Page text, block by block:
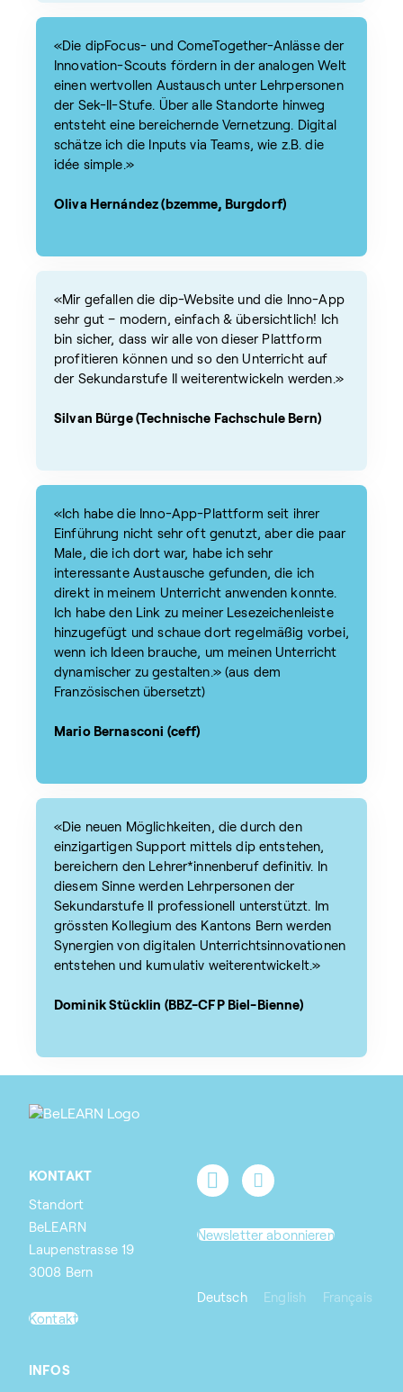
«Die dipFocus- und ComeTogether-Anlässe der
Innovation-Scouts fördern in der analogen Welt
einen wertvollen Austausch unter Lehrpersonen
der Sek-II-Stufe. Über alle Standorte hinweg
entsteht eine bereichernde Vernetzung. Digital
schätze ich die Inputs via Teams, wie z.B. die
idée simple.»
Oliva Hernández (bzemme, Burgdorf)
«Mir gefallen die dip-Website und die Inno-App
sehr gut – modern, einfach & übersichtlich! Ich
bin sicher, dass wir alle von dieser Plattform
profitieren können und so den Unterricht auf
der Sekundarstufe II weiterentwickeln werden.»
Silvan Bürge (Technische Fachschule Bern)
«Ich habe die Inno-App-Plattform seit ihrer
Einführung nicht sehr oft genutzt, aber die paar
Male, die ich dort war, habe ich sehr
interessante Austausche gefunden, die ich
direkt in meinem Unterricht anwenden konnte.
Ich habe den Link zu meiner Lesezeichenleiste
hinzugefügt und schaue dort regelmäßig vorbei,
wenn ich Ideen brauche, um meinen Unterricht
dynamischer zu gestalten.» (aus dem
Französischen übersetzt)
Mario Bernasconi (ceff)
«Die neuen Möglichkeiten, die durch den
einzigartigen Support mittels dip entstehen,
bereichern den Lehrer*innenberuf definitiv. In
diesem Sinne werden Lehrpersonen der
Sekundarstufe II professionell unterstützt. Im
grössten Kollegium des Kantons Bern werden
Synergien von digitalen Unterrichtsinnovationen
entstehen und kumulativ weiterentwickelt.»
Dominik Stücklin (BBZ-CFP Biel-Bienne)
KONTAKT
Standort
BeLEARN
Laupenstrasse 19
3008 Bern
Kontakt
INFOS
Newsletter abonnieren
Deutsch English Français